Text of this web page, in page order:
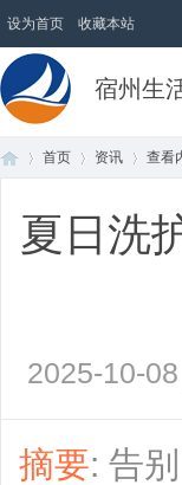
设为首页 收藏本站
宿州生
›
首页
›
资讯
›
查看
夏日洗
2025-10-08
摘要: 告